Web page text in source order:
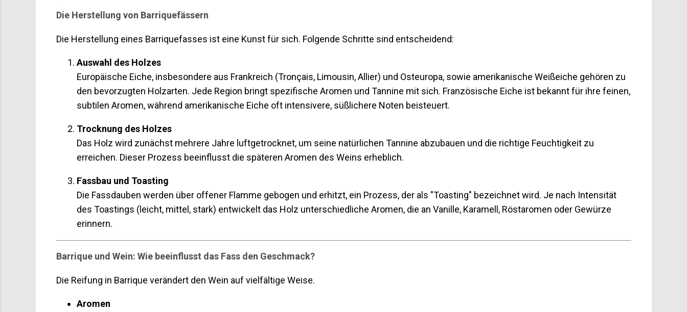
Die Herstellung von Barriquefässern
Die Herstellung eines Barriquefasses ist eine Kunst für sich. Folgende Schritte sind entscheidend:
Auswahl des Holzes
Europäische Eiche, insbesondere aus Frankreich (Tronçais, Limousin, Allier) und Osteuropa, sowie amerikanische Weißeiche gehören zu
den bevorzugten Holzarten. Jede Region bringt spezifische Aromen und Tannine mit sich. Französische Eiche ist bekannt für ihre feinen,
subtilen Aromen, während amerikanische Eiche oft intensivere, süßlichere Noten beisteuert.
Trocknung des Holzes
Das Holz wird zunächst mehrere Jahre luftgetrocknet, um seine natürlichen Tannine abzubauen und die richtige Feuchtigkeit zu
erreichen. Dieser Prozess beeinflusst die späteren Aromen des Weins erheblich.
Fassbau und Toasting
Die Fassdauben werden über offener Flamme gebogen und erhitzt, ein Prozess, der als "Toasting" bezeichnet wird. Je nach Intensität
des Toastings (leicht, mittel, stark) entwickelt das Holz unterschiedliche Aromen, die an Vanille, Karamell, Röstaromen oder Gewürze
erinnern.
Barrique und Wein: Wie beeinflusst das Fass den Geschmack?
Die Reifung in Barrique verändert den Wein auf vielfältige Weise.
Aromen